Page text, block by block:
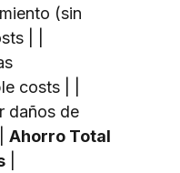
(sin
| |
costs | |
daños de
Ahorro Total
|